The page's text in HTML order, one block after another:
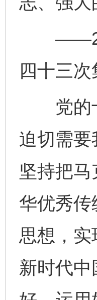
四十三
党的十
迫切需
坚持把
华优秀传
思想，
新时代